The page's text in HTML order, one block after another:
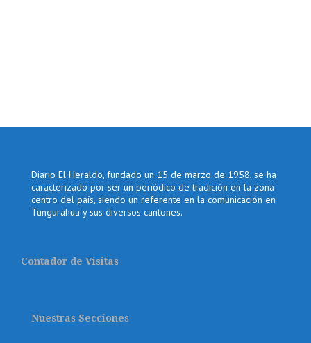
Diario El Heraldo, fundado un 15 de marzo de 1958, se ha
caracterizado por ser un periódico de tradición en la zona
centro del país, siendo un referente en la comunicación en
Tungurahua y sus diversos cantones.
Contador de Visitas
Nuestras Secciones